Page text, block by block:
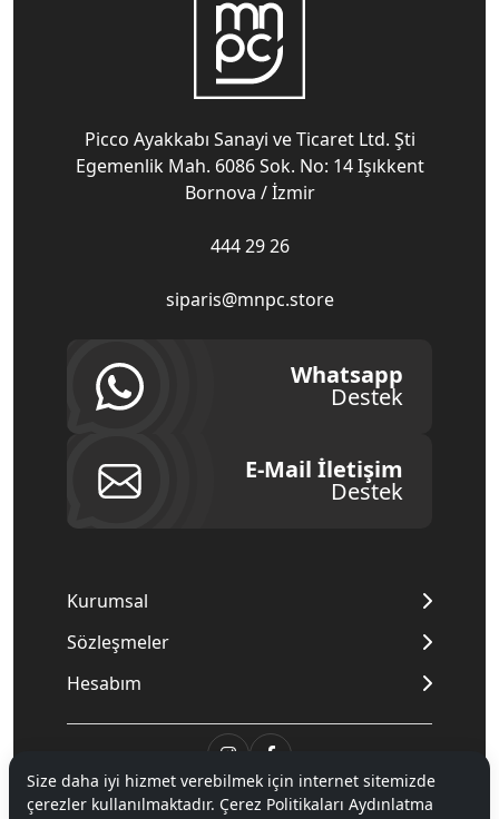
Picco Ayakkabı Sanayi ve Ticaret Ltd. Şti
Egemenlik Mah. 6086 Sok. No: 14 Işıkkent
Bornova / İzmir
444 29 26
siparis@mnpc.store
Whatsapp
Destek
E-Mail İletişim
Destek
Kurumsal
Sözleşmeler
Hesabım
© 2020Mnpc. Tüm hakları saklıdır.
Size daha iyi hizmet verebilmek için internet sitemizde
çerezler kullanılmaktadır. Çerez Politikaları Aydınlatma